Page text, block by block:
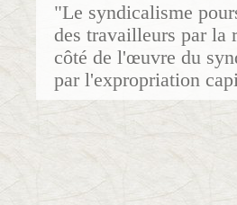
"Le syndicalisme
des travailleurs par la
côté de l'œuvre du
par l'expropriation